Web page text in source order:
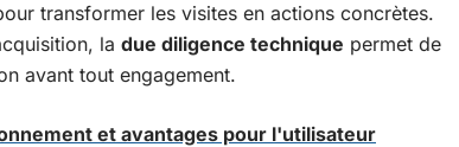
transformer les visites en actions concrètes.
la due diligence technique permet de
avant tout engagement.
et avantages pour l'utilisateur